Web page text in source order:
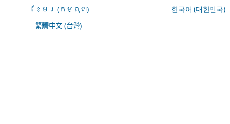
ខ្មែរ (កម្ពុជា) 한국어 (대한민국)
繁體中文 (台灣)